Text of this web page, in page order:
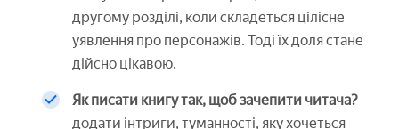
другому розділі, коли складеться цілісне
уявлення про персонажів. Тоді їх доля стане
дійсно цікавою.
Як писати книгу так, щоб зачепити читача?
додати інтриги, туманності, яку хочеться